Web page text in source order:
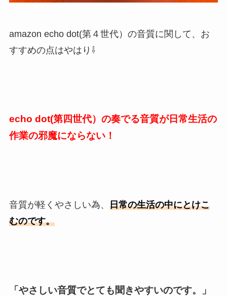
amazon echo dot(第４世代）の音質に関して、お
すすめの点はやはり⇩
echo dot(第四世代）の奏でる音質が日常生活の
作業の邪魔にならない！
音質が軽くやさしい為、 日常の生活の中にとけこ
むのです。
「やさしい音質でとても聞きやすいのです。」